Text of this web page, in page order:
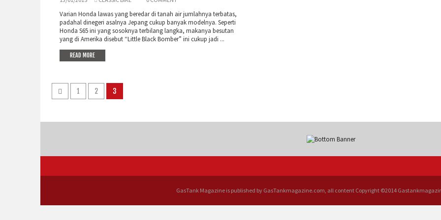
Varian Honda lawas yang beredar di tanah air jumlahnya terbatas,
padahal dinegeri asalnya Jepang cukup banyak modelnya. Seperti
Honda S65 ini yang sosoknya terbilang langka, makanya besutan
yang di Amerika disebut “Little Black Bomber” ini cukup jadi ...
READ MORE
1 2 3
GasTank Magazine is published by GasTankmagazine.com, all content Copyright ©2014